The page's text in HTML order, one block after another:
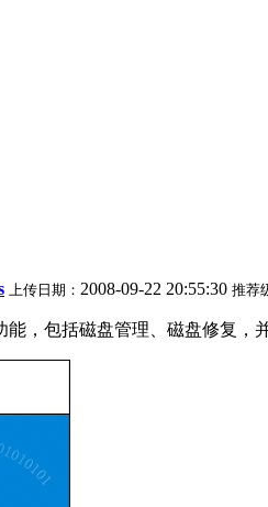
上传日期： 2008-09-22 20:55:30 推荐
能，包括磁盘管理、磁盘修复